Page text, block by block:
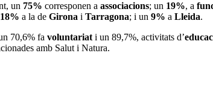
un 75% corresponen a associacions; un 19%, a
18% a la de Girona i Tarragona; i un 9% a Lleida.
70,6% fa voluntariati un 89,7%, activitats d’
amb Salut i Natura.